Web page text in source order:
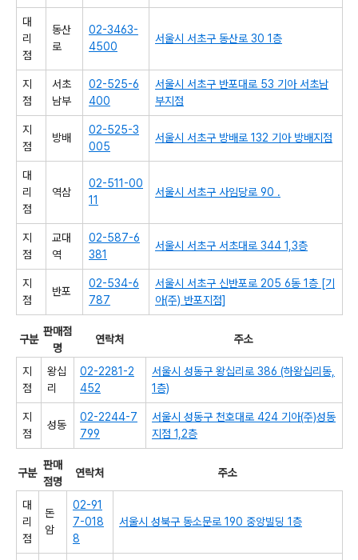
대
리
점
동산
로
02-3463-
4500
서울시 서초구 동산로 30 1층
지
점
서초
남부
02-525-6
400
서울시 서초구 반포대로 53 기아 서초남
부지점
지
점
방배
02-525-3
005
서울시 서초구 방배로 132 기아 방배지점
대
리
점
역삼
02-511-00
11
서울시 서초구 사임당로 90 .
지
점
교대
역
02-587-6
381
서울시 서초구 서초대로 344 1,3층
지
점
반포
02-534-6
787
서울시 서초구 신반포로 205 6동 1층 [기
아(주) 반포지점]
구분
판매점
명
연락처 주소
지
점
왕십
리
02-2281-2
452
서울시 성동구 왕십리로 386 (하왕십리동,
1층)
지
점
성동
02-2244-7
799
서울시 성동구 천호대로 424 기아(주)성동
지점 1,2층
구분
판매
점명
연락처 주소
대
리
점
돈
암
02-91
7-018
8
서울시 성북구 동소문로 190 중앙빌딩 1층